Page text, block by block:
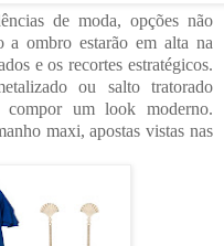
de moda, opções não
a ombro estarão em alta na
e os recortes estratégicos.
ou salto tratorado
compor um look moderno.
maxi, apostas vistas nas